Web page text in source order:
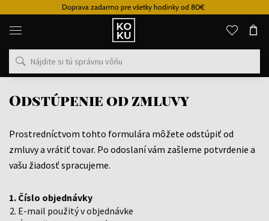
Doprava zadarmo pre všetky hodinky od 80€
Originálne
parfémy
hodinky
na
mieste
Odstúpenie od zmluvy
Prostredníctvom tohto formulára môžete odstúpiť od
zmluvy a vrátiť tovar. Po odoslaní vám zašleme potvrdenie a
vašu žiadosť spracujeme.
Číslo objednávky
E-mail použitý v objednávke